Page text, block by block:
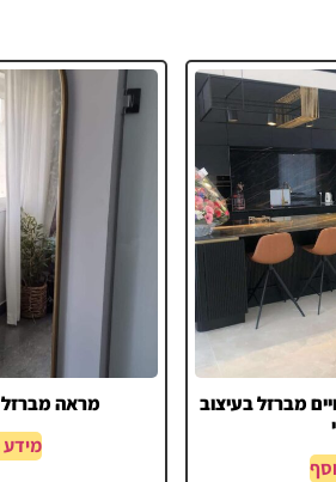
מברזל בעיצוב
מראה מברזל
מידע